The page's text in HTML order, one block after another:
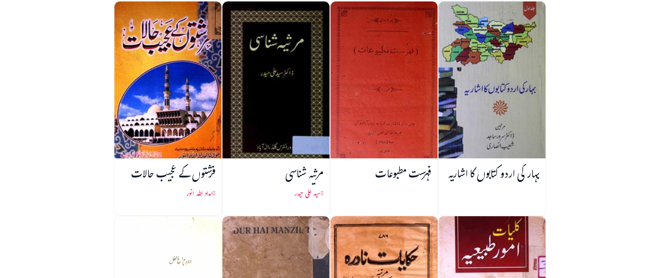
بہار کی اردو کتابوں کا اشاریہ فہرست مطبوعات مرثیہ شناسی
سید علی حیدر
فرشتوں کے عجیب حالات
امداد اللہ انور